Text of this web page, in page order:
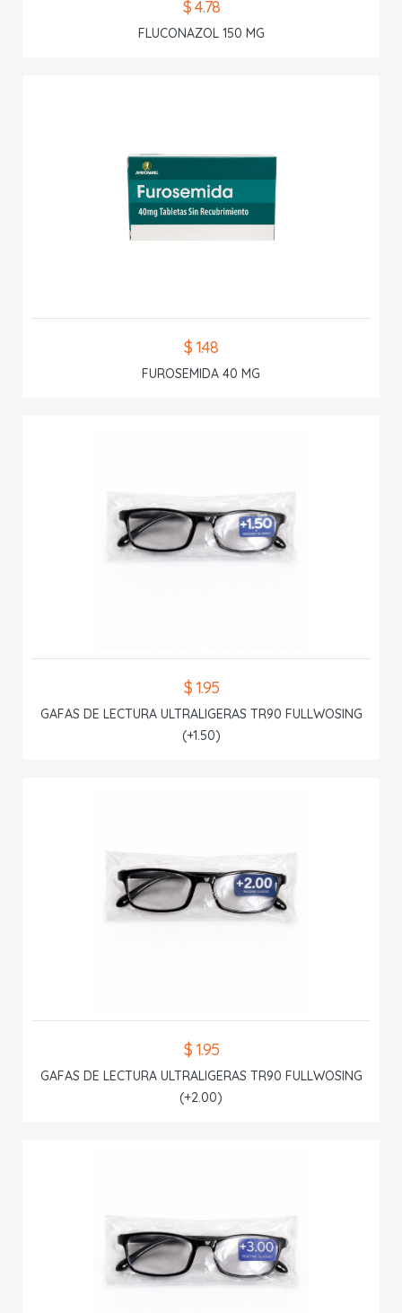
$ 4.78
FLUCONAZOL 150 MG
$ 1.48
FUROSEMIDA 40 MG
$ 1.95
GAFAS DE LECTURA ULTRALIGERAS TR90 FULLWOSING
(+1.50)
$ 1.95
GAFAS DE LECTURA ULTRALIGERAS TR90 FULLWOSING
(+2.00)